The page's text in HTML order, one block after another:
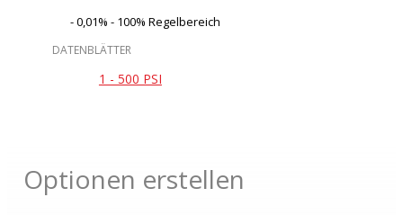
0,01% - 100% Regelbereich
DATENBLÄTTER
1 - 500 PSI
Optionen erstellen